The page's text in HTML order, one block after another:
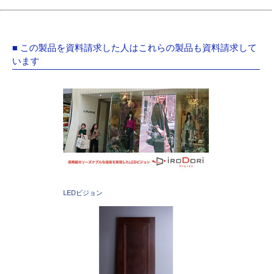
■ この製品を資料請求した人はこれらの製品も資料請求して
います
LEDビジョン